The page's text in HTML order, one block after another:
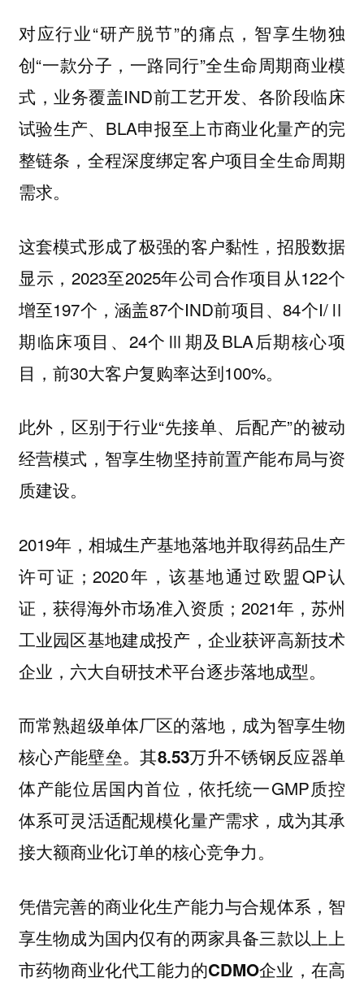
对应行业“研产脱节”的痛点，智享生物独
创“一款分子，一路同行”全生命周期商业模
式，业务覆盖IND前工艺开发、各阶段临床
试验生产、BLA申报至上市商业化量产的完
整链条，全程深度绑定客户项目全生命周期
需求。
这套模式形成了极强的客户黏性，招股数据
显示，2023至2025年公司合作项目从122个
增至197个，涵盖87个IND前项目、84个I/Ⅱ
期临床项目、24个Ⅲ期及BLA后期核心项
目，前30大客户复购率达到100%。
此外，区别于行业“先接单、后配产”的被动
经营模式， 智享生物坚持前置产能布局与资
质建设。
2019年，相城生产基地落地并取得药品生产
许可证；2020年，该基地通过欧盟QP认
证，获得海外市场准入资质；2021年，苏州
工业园区基地建成投产，企业获评高新技术
企业，六大自研技术平台逐步落地成型。
而常熟超级单体厂区的落地，成为智享生物
核心产能壁垒。其8.53万升不锈钢反应器单
体产能位居国内首位 ，依托统一GMP质控
体系可灵活适配规模化量产需求，成为其承
接大额商业化订单的核心竞争力。
凭借完善的商业化生产能力与合规体系， 智
享生物成为国内仅有的两家具备三款以上上
市药物商业化代工能力的CDMO企业 ，在高